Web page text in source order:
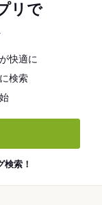
リで
快適に
検索
検索！